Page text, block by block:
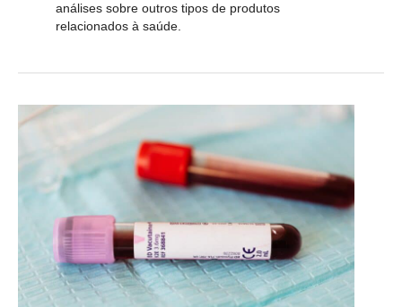
análises sobre outros tipos de produtos
relacionados à saúde.